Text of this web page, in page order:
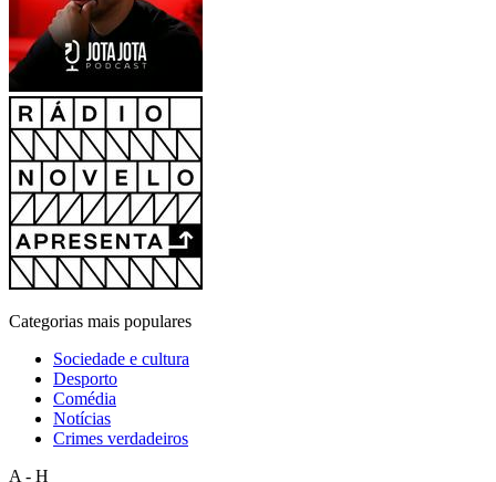
Categorias mais populares
Sociedade e cultura
Desporto
Comédia
Notícias
Crimes verdadeiros
A - H